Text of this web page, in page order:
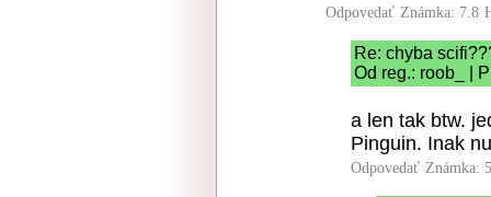
Odpovedať Známka: 7.8
Re: chyba
Od reg.: roob_ |
a len tak btw.
Pinguin. Inak
Odpovedať Známka: